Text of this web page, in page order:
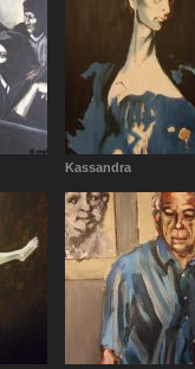
Kassandra